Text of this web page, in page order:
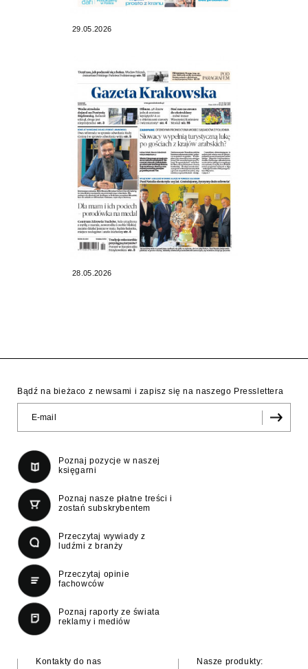
29.05.2026
28.05.2026
Bądź na bieżaco z newsami i zapisz się na naszego Presslettera
Poznaj pozycje w naszej
księgarni
Poznaj nasze płatne treści i
zostań subskrybentem
Przeczytaj wywiady z
ludźmi z branży
Przeczytaj opinie
fachowców
Poznaj raporty ze świata
reklamy i mediów
Kontakty do nas
Nasze produkty: